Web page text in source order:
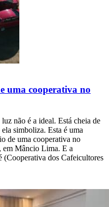
uma cooperativa no
não é a ideal. Está cheia de
simboliza. Esta é uma
de uma cooperativa no
em Mâncio Lima. E a
(Cooperativa dos Cafeicultores